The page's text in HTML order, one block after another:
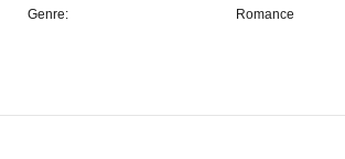
Genre:
Romance